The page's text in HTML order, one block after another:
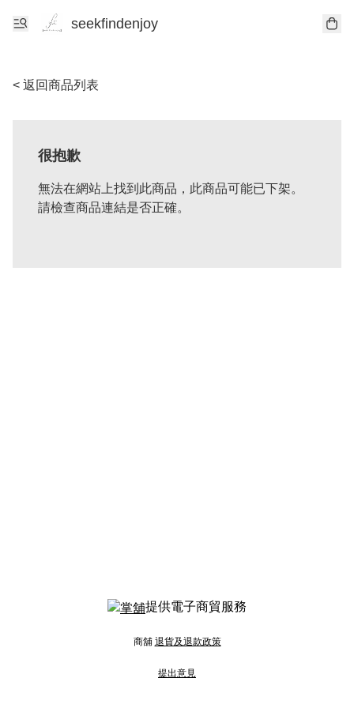
seekfindenjoy
< 返回商品列表
很抱歉
無法在網站上找到此商品，此商品可能已下架。
請檢查商品連結是否正確。
提供電子商貿服務
商舖 退貨及退款政策
提出意見